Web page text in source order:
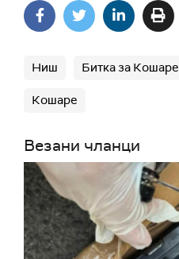
Ниш Битка за Кошаре
Кошаре
Везани чланци